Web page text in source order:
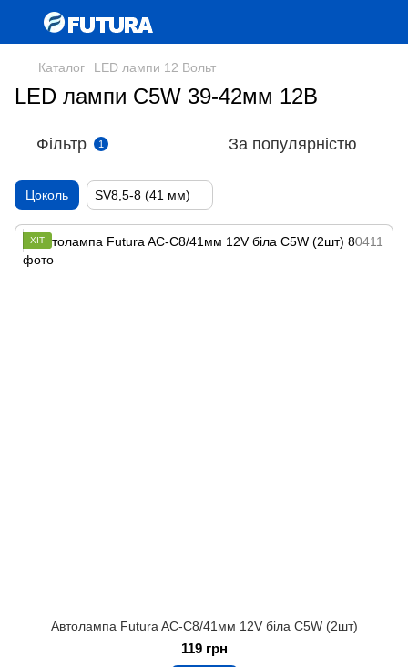
Каталог LED лампи 12 Вольт
LED лампи C5W 39-42мм 12В
Фільтр 1 За популярністю
Цоколь SV8,5-8 (41 мм)
ХІТ
Автолампа Futura AC-C8/41мм 12V біла C5W (2шт)
119 грн